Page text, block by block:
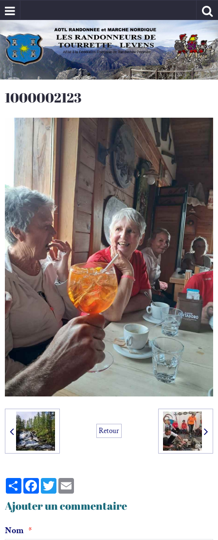
1000002123
Retour
PartagerFacebook
Twitter
Ajouter un commentaire
Nom